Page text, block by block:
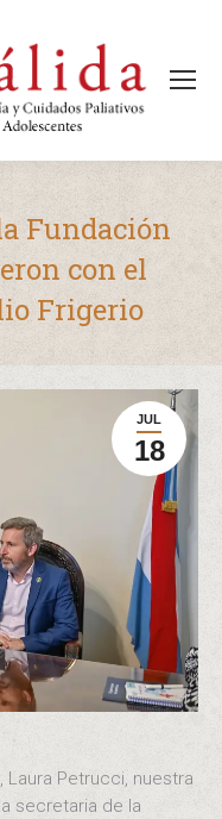
Fundación
con el
Frigerio
JUL
18
Petrucci, nuestra
secretaria de la